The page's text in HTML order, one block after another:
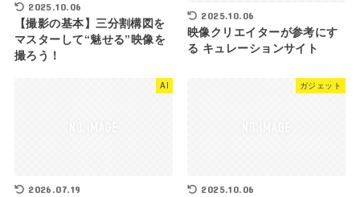
2025.10.06
【撮影の基本】三分割構図を
マスターして“魅せる”映像を
撮ろう！
2025.10.06
映像クリエイターが参考にす
る キュレーションサイト
AI
2026.07.19
ガジェット
2025.10.06